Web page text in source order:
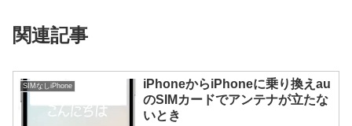
関連記事
SIMなしiPhone
iPhoneからiPhoneに乗り換えau
のSIMカードでアンテナが立たな
いとき